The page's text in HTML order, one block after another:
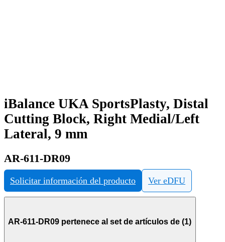
iBalance UKA SportsPlasty, Distal
Cutting Block, Right Medial/Left
Lateral, 9 mm
AR-611-DR09
Solicitar información del producto Ver eDFU
AR-611-DR09 pertenece al set de artículos de (1)